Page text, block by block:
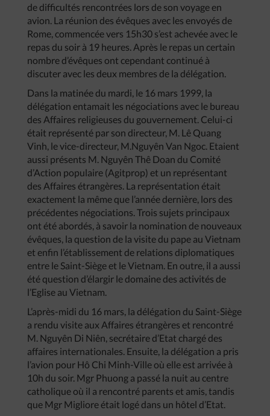
de difficultés rencontrées lors de son voyage en
avion. La réunion des évêques avec les envoyés de
Rome, commencée vers 15h30 s’est achevée avec le
repas du soir à 19 heures. Après le repas un certain
nombre d’évêques ont cependant continué à
discuter avec les deux membres de la délégation.
Dans la matinée du mardi, le 16 mars 1999, la
délégation entamait les négociations avec le bureau
des Affaires religieuses du gouvernement. Celui-ci
était représenté par son directeur, M. Lê Quang
Vinh, le vice-directeur, M.Nguyên Van Ngoc. Etaient
aussi présents M. Nguyên Thê Doan du Comité
d’Action populaire (Agitprop) et un représentant
des Affaires étrangères. La représentation était
exactement la même que l’année dernière, lors des
précédentes négociations. Trois sujets principaux
ont été abordés, à savoir la nomination de nouveaux
évêques, la question de la visite du pape au Vietnam
et enfin l’établissement de relations diplomatiques
entre le Saint-Siège et le Vietnam. En outre, il a aussi
été question d’élargir le domaine des activités de
l’Eglise au Vietnam.
L’après-midi du 16 mars, la délégation du Saint-Siège
a rendu visite aux Affaires étrangères et rencontré
M. Nguyên Di Niên, secrétaire d’Etat chargé des
affaires internationales. Ensuite, la délégation a pris
l’avion pour Hô Chi Minh-Ville où elle est arrivée à
10h du soir. Mgr Phuong a passé la nuit au centre
catholique où il a rencontré parents et amis, tandis
que Mgr Migliore était logé dans un hôtel d’Etat.